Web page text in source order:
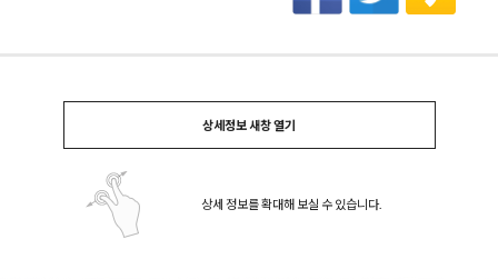
상세정보 새창 열기
상세 정보를 확대해 보실 수 있습니다.